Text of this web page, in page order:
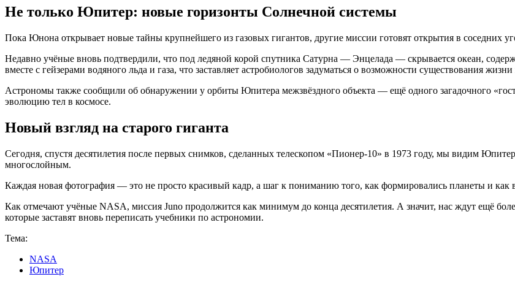
Не только Юпитер: новые горизонты Солнечной системы
Пока Юнона открывает новые тайны крупнейшего из газовых гигантов, другие миссии готовят открытия в соседних
Недавно учёные вновь подтвердили, что под ледяной корой спутника Сатурна — Энцелада — скрывается океан,
вместе с гейзерами водяного льда и газа, что заставляет астробиологов задуматься о возможности существования жизни
Астрономы также сообщили об обнаружении у орбиты Юпитера межзвёздного объекта — ещё одного загадочного
эволюцию тел в космосе.
Новый взгляд на старого гиганта
Сегодня, спустя десятилетия после первых снимков, сделанных телескопом «Пионер-10» в 1973 году, мы видим
многослойным.
Каждая новая фотография — это не просто красивый кадр, а шаг к пониманию того, как формировались планеты и как
Как отмечают учёные NASA, миссия Juno продолжится как минимум до конца десятилетия. А значит, нас ждут ещё
которые заставят вновь переписать учебники по астрономии.
Тема:
NASA
Юпитер